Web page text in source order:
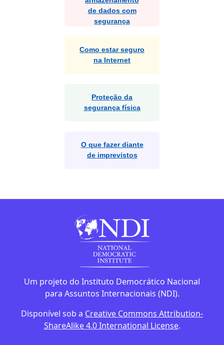
de dados com
segurança
Como estar seguro
na Internet
Proteção da
segurança física
O que fazer diante
de imprevistos
Um projeto do Instituto Democrático Nacional
para Assuntos Internacionais (NDI).
Disponível sob a Creative Commons Attribution-
ShareAlike 4.0 International License.